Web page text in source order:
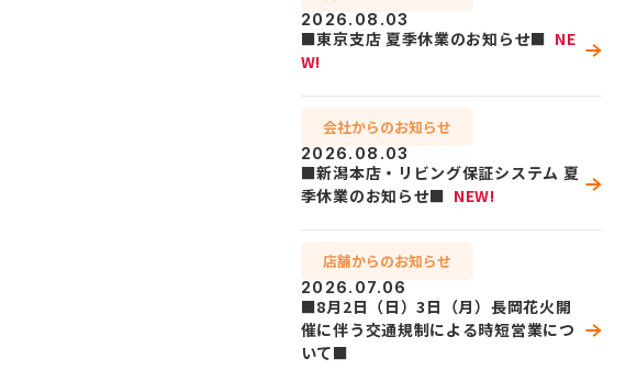
2026.08.03
■東京支店 夏季休業のお知らせ■ NE
W!
会社からのお知らせ
2026.08.03
■新潟本店・リビング保証システム 夏
季休業のお知らせ■ NEW!
店舗からのお知らせ
2026.07.06
■8月2日（日）3日（月）長岡花火開
催に伴う交通規制による時短営業につ
いて■